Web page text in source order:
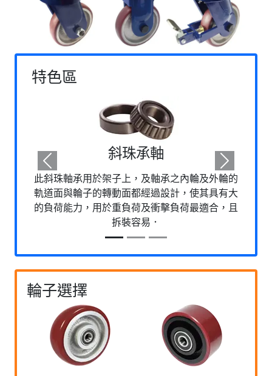
特色區
斜珠承軸
此斜珠軸承用於架子上，及軸承之內輪及外輪的
軌道面與輪子的轉動面都經過設計，使其具有大
的負荷能力，用於重負荷及衝擊負荷最適合，且
拆裝容易．
Previous Next
輪子選擇